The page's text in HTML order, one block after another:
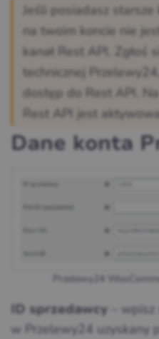
Jeśli posiadasz
na twoim koncie nie
kanał Rest API. Zgłoś
technicznej
dostęp do Rest API.
Rest API jest
Dane konta
Przelewy24
ID sprzedawcy
–
w Przelewy24 uzyskany